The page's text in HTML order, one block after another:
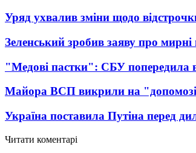
Уряд ухвалив зміни щодо відстрочки
Зеленський зробив заяву про мирні
"Медові пастки": СБУ попередила
Майора ВСП викрили на
Україна поставила Путіна перед
Читати коментарі